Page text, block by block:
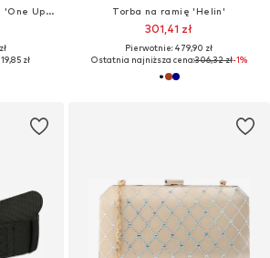
Okulary przeciwsłoneczne 'One Uptown'
zł
Torba na ramię 'Helin'
301,41 zł
Pierwotnie: 479,90 zł
Ostatnia najniższa cena:306,32 zł-1%